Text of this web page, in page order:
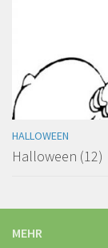
HALLOWEEN
Halloween (12)
MEHR